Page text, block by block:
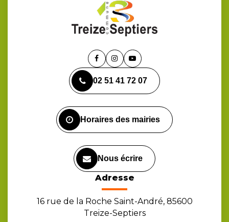
Lien
le
compte
Lien
le
compte
Lien
la
chaîne
02 51 41 72 07
Horaires des mairies
Nous écrire
Adresse
16 rue de la Roche Saint-André, 85600
Treize-Septiers